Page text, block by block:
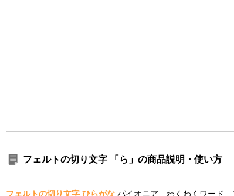
フェルトの切り文字 「ら」の商品説明・使い方
フェルトの切り文字 ひらがな パイオニア わくわくワード